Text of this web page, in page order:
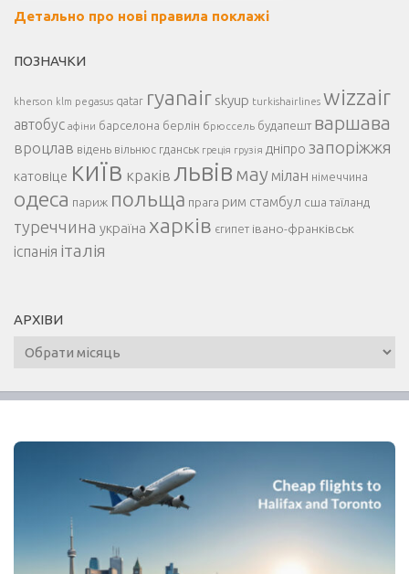
Детально про нові правила поклажі
ПОЗНАЧКИ
kherson klm pegasus qatar ryanair skyup turkishairlines wizzair
автобус афіни барселона берлін брюссель будапешт варшава
вроцлав відень вільнюс гданськ греція грузія дніпро запоріжжя
катовіце київ краків львів мау мілан німеччина
одеса париж польща прага рим стамбул сша таїланд
туреччина україна харків єгипет івано-франківськ
іспанія італія
АРХІВИ
Архіви